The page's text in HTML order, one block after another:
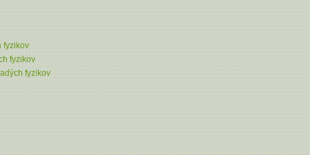
fyzikov
fyzikov
fyzikov